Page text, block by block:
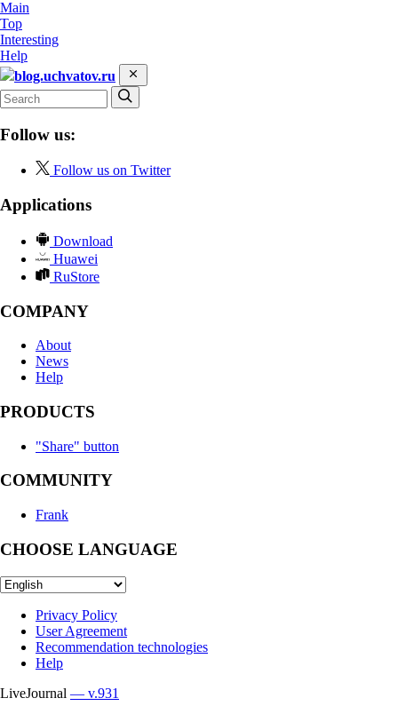
Main
Top
Interesting
Help
blog.uchvatov.ru
Follow us:
Follow us on Twitter
Applications
Download
Huawei
RuStore
COMPANY
About
News
Help
PRODUCTS
"Share" button
COMMUNITY
Frank
CHOOSE LANGUAGE
Privacy Policy
User Agreement
Recommendation technologies
Help
LiveJournal — v.931